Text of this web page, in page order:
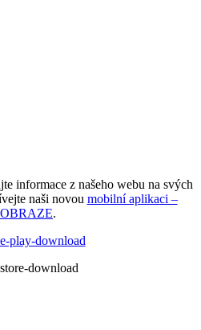
informace z našeho webu na svých
naši novou mobilní aplikaci –
.